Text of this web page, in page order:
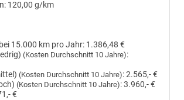
120,00 g/km
15.000 km pro Jahr: 1.386,48 €
(Kosten Durchschnitt 10 Jahre):
(Kosten Durchschnitt 10 Jahre):2.565,- €
(Kosten Durchschnitt 10 Jahre):3.960,- €
€